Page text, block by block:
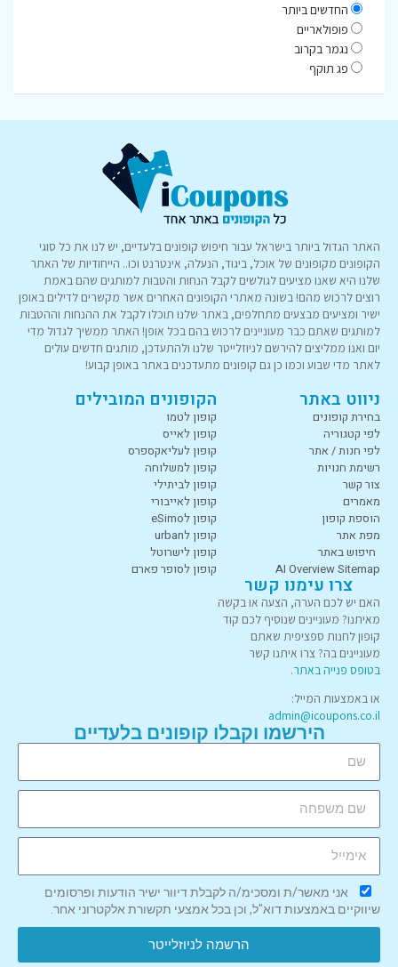
החדשים ביותר
פופולאריים
נגמר בקרוב
פג תוקף
האתר הגדול ביותר בישראל עבור חיפוש קופונים בלעדיים, יש לנו את כל סוגי
הקופונים מקופונים של אוכל, ביגוד, הנעלה, אינטרנט וכו.. הייחודיות של האתר
שלנו היא שאנו מציעים לגולשים לקבל הנחות והטבות למותגים שהם באמת
רוצים לרכוש מהם! בשונה מאתרי הקופונים האחרים אשר מקשרים לדילים באופן
ישיר ומציעים מבצעים מתחלפים, באתר שלנו תוכלו לקבל את ההנחות וההטבות
למותגים שאתם כבר מעוניינים לרכוש בהם בכל אופן! האתר ממשיך לגדול מדי
יום ואנו ממליצים להירשם לניוזלייטר שלנו ולהתעדכן, מותגים חדשים עולים
לאתר מדי שבוע וכמו כן גם קופונים מתעדכנים באתר באופן קבוע!
ניווט באתר
בחירת קופונים
לפי קטגוריה
לפי חנות / אתר
רשימת חנויות
צור קשר
מאמרים
הוספת קופון
מפת אתר
חיפוש באתר
AI Overview Sitemap
הקופונים המובילים
קופון לטמו
קופון לאייס
קופון לעליאקספרס
קופון למשלוחה
קופון לביתילי
קופון לאייבורי
קופון לeSimo
קופון לurban
קופון לישרוטל
קופון לסופר פארם
צרו עימנו קשר
האם יש לכם הערה, הצעה או בקשה
מאיתנו? מעוניינים שנוסיף לכם קוד
קופון לחנות ספציפית שאתם
מעוניינים בה? צרו איתנו קשר
בטופס פנייה באתר.
או באמצעות המייל:
admin@icoupons.co.il
הירשמו וקבלו קופונים בלעדיים
אני מאשר/ת ומסכימ/ה לקבלת דיוור ישיר הודעות ופרסומים
שיווקיים באמצעות דוא"ל, וכן בכל אמצעי תקשורת אלקטרוני אחר.
הרשמה לניוזלייטר